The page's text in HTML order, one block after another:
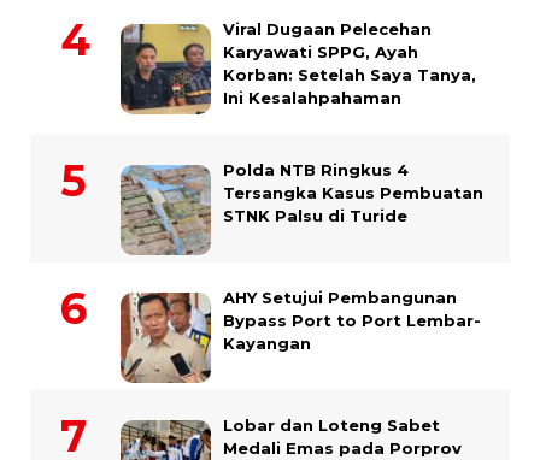
Viral Dugaan Pelecehan
Karyawati SPPG, Ayah
Korban: Setelah Saya Tanya,
Ini Kesalahpahaman
Polda NTB Ringkus 4
Tersangka Kasus Pembuatan
STNK Palsu di Turide
AHY Setujui Pembangunan
Bypass Port to Port Lembar-
Kayangan
Lobar dan Loteng Sabet
Medali Emas pada Porprov